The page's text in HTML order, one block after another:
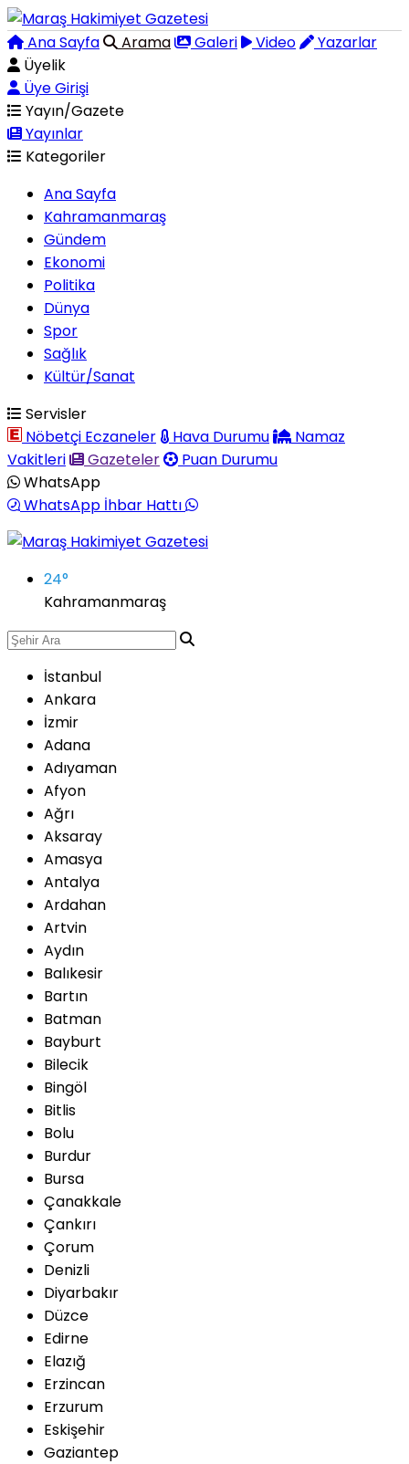
Ana Sayfa Arama Galeri Video
Yazarlar
Üyelik
Üye Girişi
Yayın/Gazete
Yayınlar
Kategoriler
Ana Sayfa
Kahramanmaraş
Gündem
Ekonomi
Politika
Dünya
Spor
Sağlık
Kültür/Sanat
Servisler
Nöbetçi Eczaneler
Hava Durumu
Namaz
Vakitleri
Gazeteler
Puan Durumu
WhatsApp
WhatsApp İhbar Hattı
24°
Kahramanmaraş
İstanbul
Ankara
İzmir
Adana
Adıyaman
Afyon
Ağrı
Aksaray
Amasya
Antalya
Ardahan
Artvin
Aydın
Balıkesir
Bartın
Batman
Bayburt
Bilecik
Bingöl
Bitlis
Bolu
Burdur
Bursa
Çanakkale
Çankırı
Çorum
Denizli
Diyarbakır
Düzce
Edirne
Elazığ
Erzincan
Erzurum
Eskişehir
Gaziantep